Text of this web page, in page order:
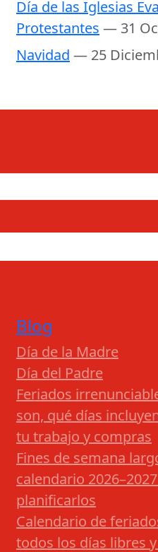
Día de las Iglesias
Protestantes — 31
Navidad — 25
Blog
Día de la Madre
Día del Padre
Feriados
son, qué días
tu trabajo y compras
Fines de semana
calendario
planificarlos
Calendario de
todos los días libres